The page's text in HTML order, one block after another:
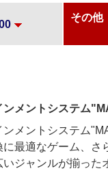
その他
ンメントシステム
メントシステム
最適なゲーム、さ
ジャンルが揃った